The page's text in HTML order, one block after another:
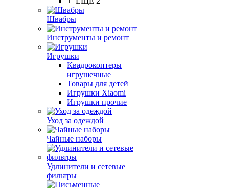
Швабры
Инструменты и ремонт
Игрушки
Квадрокоптеры
игрушечные
Товары для детей
Игрушки Xiaomi
Игрушки прочие
Уход за одеждой
Чайные наборы
Удлинители и сетевые
фильтры